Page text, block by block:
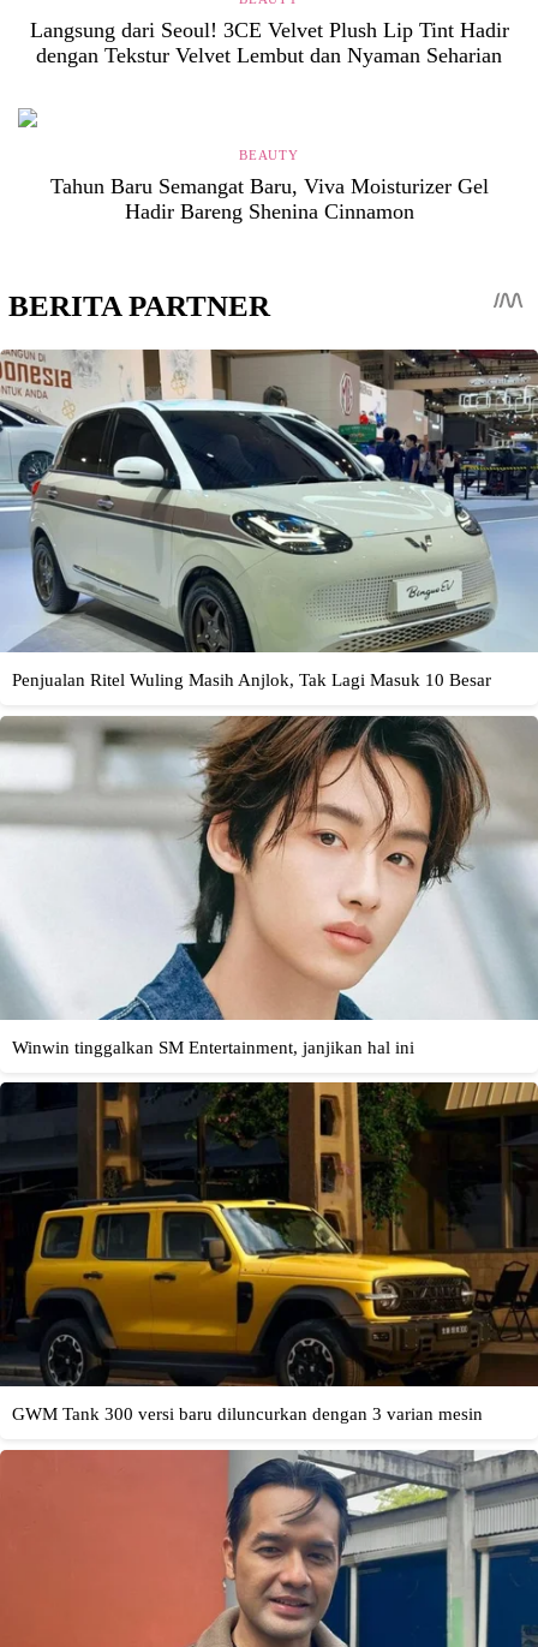
Langsung dari Seoul! 3CE Velvet Plush Lip Tint Hadir
dengan Tekstur Velvet Lembut dan Nyaman Seharian
BEAUTY
Tahun Baru Semangat Baru, Viva Moisturizer Gel
Hadir Bareng Shenina Cinnamon